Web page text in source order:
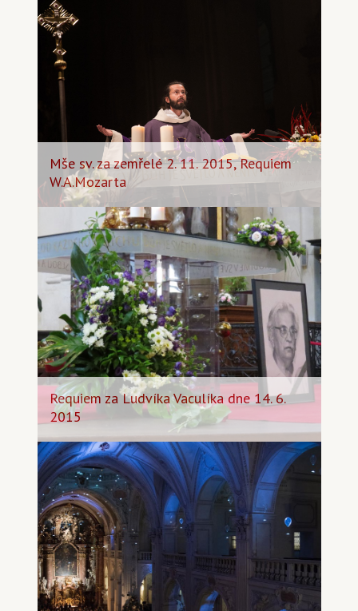
Mše sv. za zemřelé 2. 11. 2015, Requiem
W.A.Mozarta
Requiem za Ludvíka Vaculíka dne 14. 6.
2015